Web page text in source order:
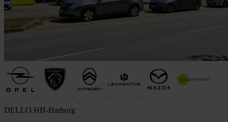
DELLO HH-Harburg